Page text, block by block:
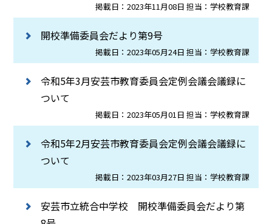
掲載日：2023年11月08日 担当：学校教育課
開校準備委員会だより第9号
掲載日：2023年05月24日 担当：学校教育課
令和5年3月安芸市教育委員会定例会議会議録に
ついて
掲載日：2023年05月01日 担当：学校教育課
令和5年2月安芸市教育委員会定例会議会議録に
ついて
掲載日：2023年03月27日 担当：学校教育課
安芸市立統合中学校 開校準備委員会だより第